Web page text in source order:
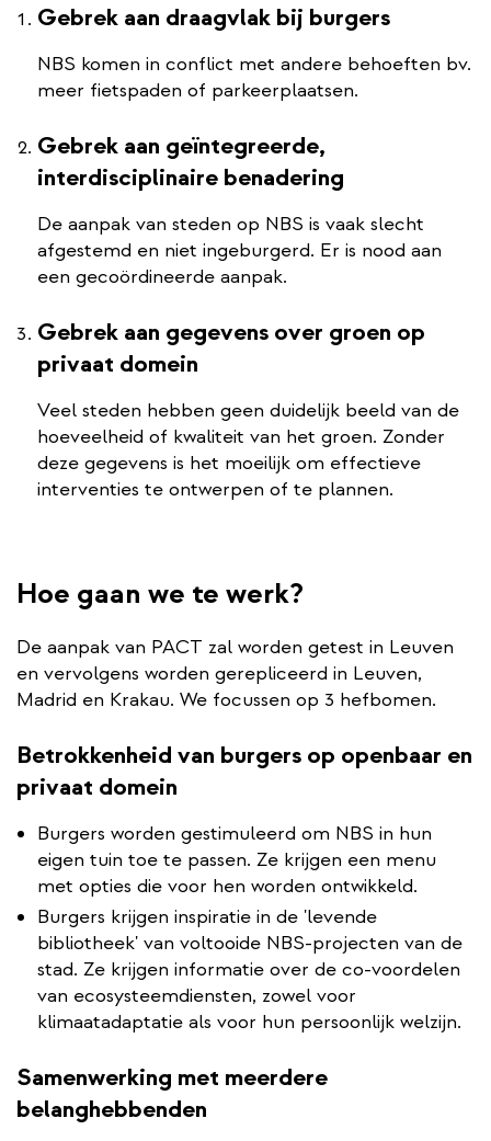
Gebrek aan draagvlak bij burgers
NBS komen in conflict met andere behoeften bv.
meer fietspaden of parkeerplaatsen.
Gebrek aan geïntegreerde,
interdisciplinaire benadering
De aanpak van steden op NBS is vaak slecht
afgestemd en niet ingeburgerd. Er is nood aan
een gecoördineerde aanpak.
Gebrek aan gegevens over groen op
privaat domein
Veel steden hebben geen duidelijk beeld van de
hoeveelheid of kwaliteit van het groen. Zonder
deze gegevens is het moeilijk om effectieve
interventies te ontwerpen of te plannen.
Hoe gaan we te werk?
De aanpak van PACT zal worden getest in Leuven
en vervolgens worden gerepliceerd in Leuven,
Madrid en Krakau. We focussen op 3 hefbomen.
Betrokkenheid van burgers op openbaar en
privaat domein
Burgers worden gestimuleerd om NBS in hun
eigen tuin toe te passen. Ze krijgen een menu
met opties die voor hen worden ontwikkeld.
Burgers krijgen inspiratie in de 'levende
bibliotheek' van voltooide NBS-projecten van de
stad. Ze krijgen informatie over de co-voordelen
van ecosysteemdiensten, zowel voor
klimaatadaptatie als voor hun persoonlijk welzijn.
Samenwerking met meerdere
belanghebbenden